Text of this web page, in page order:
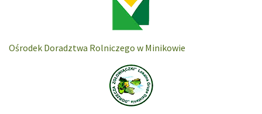
Ośrodek Doradztwa Rolniczego w Minikowie